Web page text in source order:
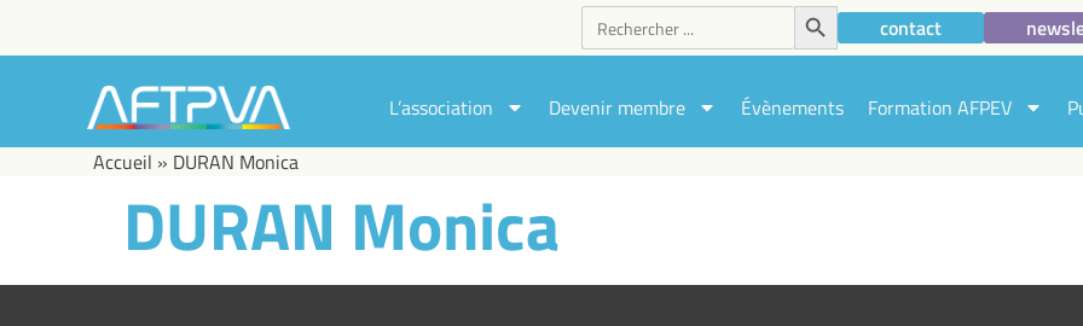
contact
Search
for:
L’association Devenir membre Évènements Formation AFPEV
Accueil » DURAN Monica
DURAN Monica